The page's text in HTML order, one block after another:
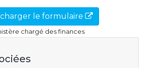
le formulaire
chargé des finances